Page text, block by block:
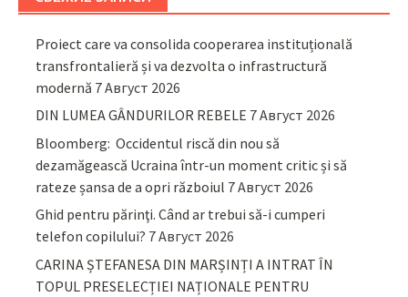
Proiect care va consolida cooperarea instituțională
transfrontalieră și va dezvolta o infrastructură
modernă 7 Август 2026
DIN LUMEA GÂNDURILOR REBELE 7 Август 2026
Bloomberg: Occidentul riscă din nou să
dezamăgească Ucraina într-un moment critic și să
rateze șansa de a opri războiul 7 Август 2026
Ghid pentru părinţi. Când ar trebui să-i cumperi
telefon copilului? 7 Август 2026
CARINA ȘTEFANESA DIN MARȘINȚI A INTRAT ÎN
TOPUL PRESELECȚIEI NAȚIONALE PENTRU